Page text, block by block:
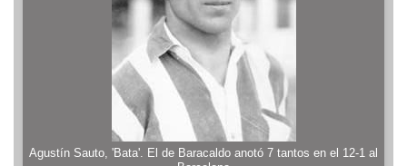
Agustín Sauto, 'Bata'. El de Baracaldo anotó 7 tantos en el 12-1 al